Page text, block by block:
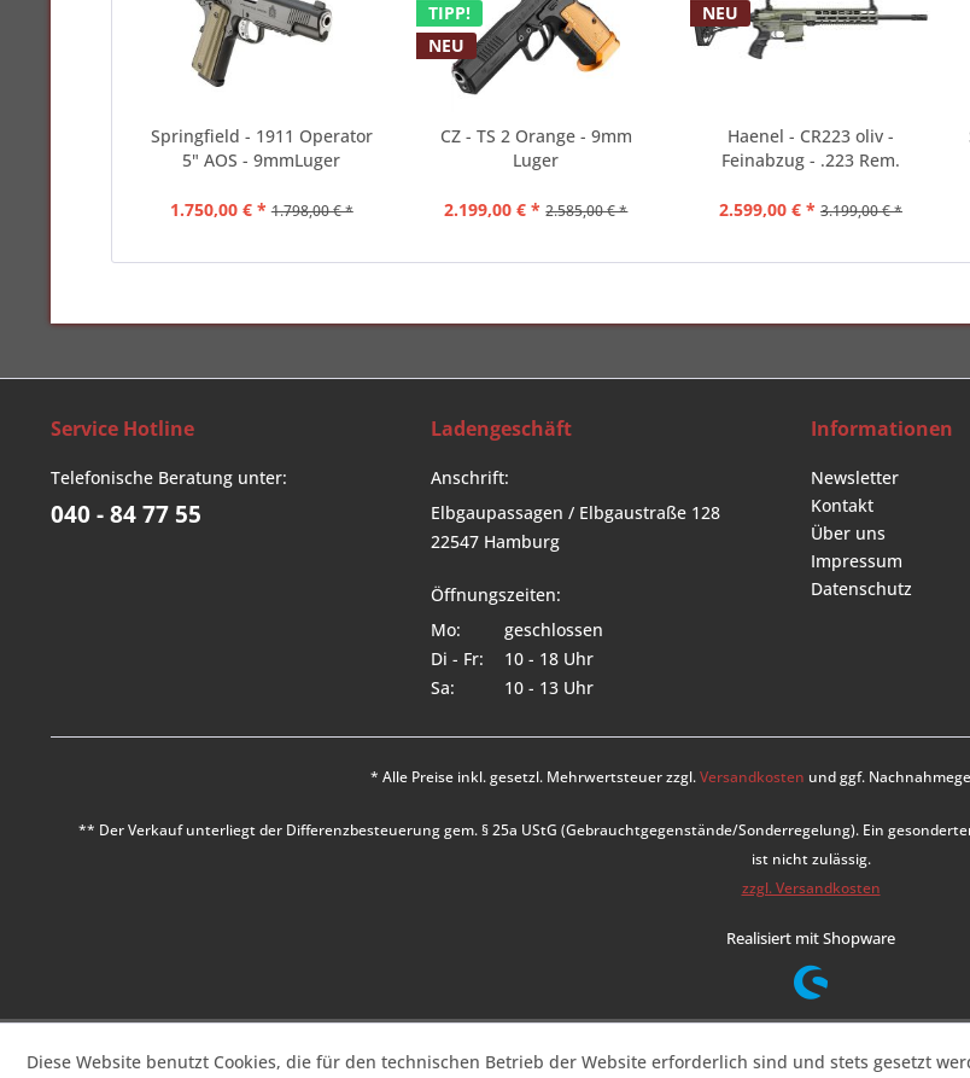
Springfield - 1911 Operator
5" AOS - 9mmLuger
1.750,00 € * 1.798,00 € *
TIPP!
NEU
CZ - TS 2 Orange - 9mm
Luger
2.199,00 € * 2.585,00 € *
NEU
Haenel - CR223 oliv -
Feinabzug - .223 Rem.
2.599,00 € * 3.199,00 € *
Service Hotline
Telefonische Beratung unter:
040 - 84 77 55
Ladengeschäft
Anschrift:
Elbgaupassagen / Elbgaustraße 128
22547 Hamburg
Öffnungszeiten:
Mo:
geschlossen
Di - Fr:
10 - 18 Uhr
Sa:
10 - 13 Uhr
Informationen
Newsletter
Kontakt
Über uns
Impressum
Datenschutz
* Alle Preise inkl. gesetzl. Mehrwertsteuer zzgl.Versandkosten und ggf.
** Der Verkauf unterliegt der Differenzbesteuerung gem. § 25a UStG (Gebrauchtgegenstände/Sonderregelung). Ein
ist nicht zulässig.
zzgl. Versandkosten
Realisiert mit Shopware
Diese Website benutzt Cookies, die für den technischen Betrieb der Website erforderlich sind und stets gesetzt